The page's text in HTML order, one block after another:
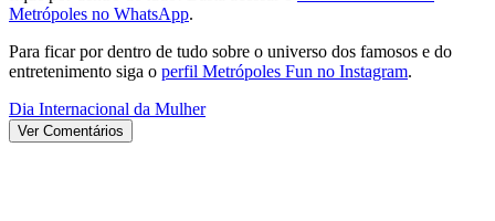
Metrópoles no WhatsApp.
Para ficar por dentro de tudo sobre o universo dos famosos e do
entretenimento siga o perfil Metrópoles Fun no Instagram.
Dia Internacional da Mulher
Ver Comentários